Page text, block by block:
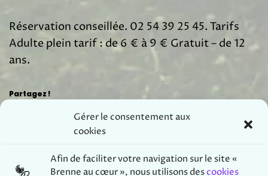
Gérer le consentement aux
cookies
Afin defaciliter votre navigation sur le site «
Brenne au cœur », nous utilisons descookies
Réservation conseillée. 02 54 39 25 45. Tarifs
Adulte plein tarif : de 6 € à 9 € Gratuit – de 12
ans.
Partagez !
Instagram Youtube